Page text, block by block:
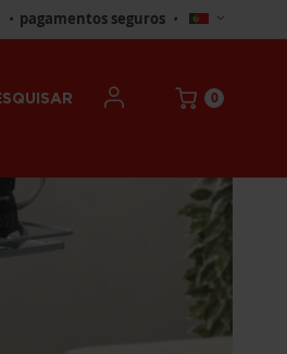
• pagamentos seguros •
Selecionar
Loja
0